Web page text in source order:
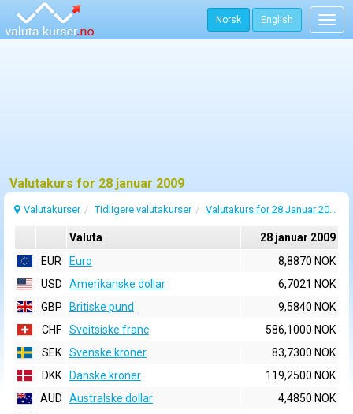
Norsk English
Valutakurs for 28 januar 2009
Valutakurser Tidligere valutakurser Valutakurs for 28 Januar 2009
Valuta
28 januar 2009
EUR
Euro
8,8870 NOK
USD
Amerikanske dollar
6,7021 NOK
GBP
Britiske pund
9,5840 NOK
CHF
Sveitsiske franc
586,1000 NOK
SEK
Svenske kroner
83,7300 NOK
DKK
Danske kroner
119,2500 NOK
AUD
Australske dollar
4,4850 NOK